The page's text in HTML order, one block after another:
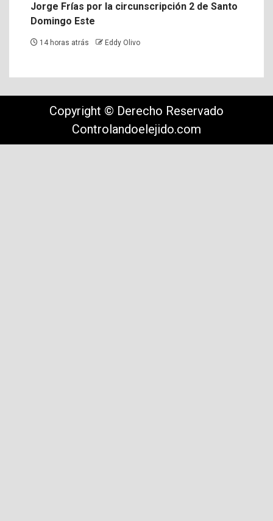
Jorge Frías por la circunscripción 2 de Santo
Domingo Este
14 horas atrás Eddy Olivo
Copyright © Derecho Reservado
Controlandoelejido.com